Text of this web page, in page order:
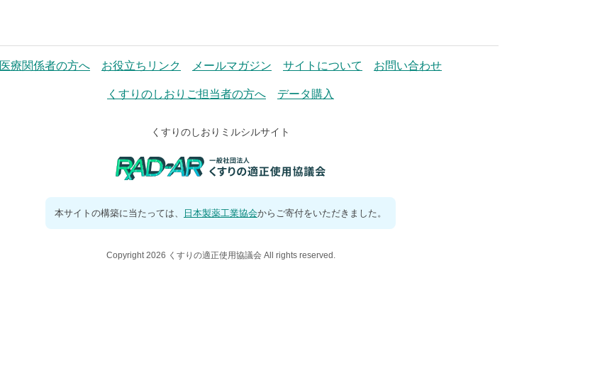
医療関係者の方へ お役立ちリンク メールマガジン サイトについて お問い合わせ
くすりのしおりご担当者の方へ データ購入
くすりのしおりミルシルサイト
本サイトの構築に当たっては、 日本製薬工業協会からご寄付をいただきました。
Copyright 2026 くすりの適正使用協議会 All rights reserved.